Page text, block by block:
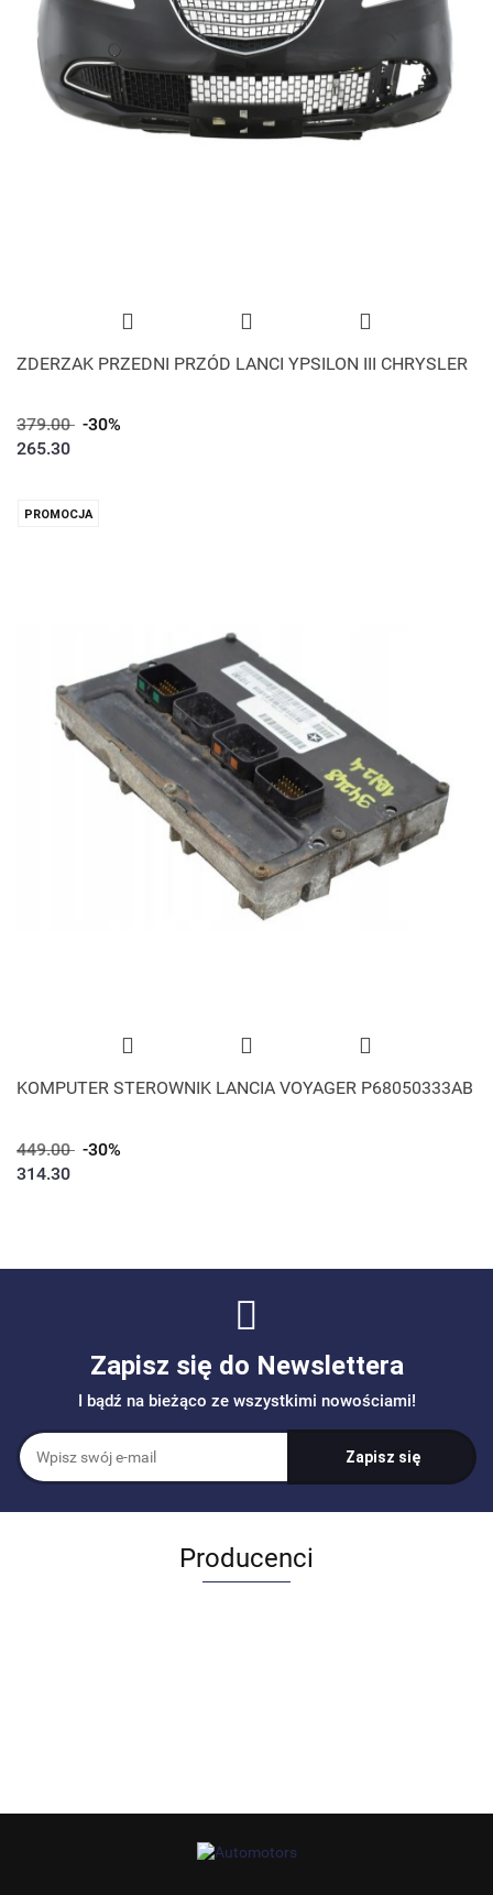
ZDERZAK PRZEDNI PRZÓD LANCI YPSILON III CHRYSLER
379.00 -30%
265.30
PROMOCJA
KOMPUTER STEROWNIK LANCIA VOYAGER P68050333AB
449.00 -30%
314.30
Zapisz się do Newslettera
I bądź na bieżąco ze wszystkimi nowościami!
Producenci